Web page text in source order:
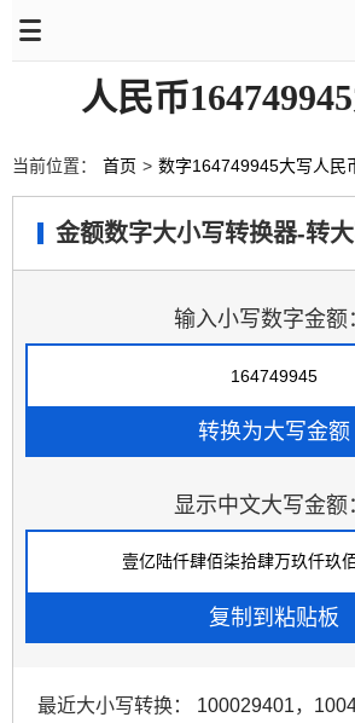
人民币
当前位置： 首页 > 数字164749945大写人民
金额数字大小写转换器-转
输入小写数字金额
显示中文大写金额
最近大小写转换： 100029401，